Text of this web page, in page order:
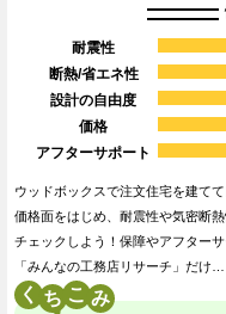
耐震性
断熱/省エネ性
設計の自由度
価格
アフターサポート
ウッドボックスで注文住宅を建て
価格面をはじめ、耐震性や気密断
チェックしよう！保障やアフター
「みんなの工務店リサーチ」だけ…
く こ